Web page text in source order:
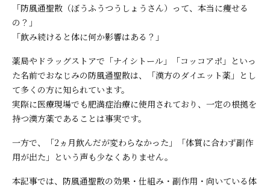
「防風通聖散（ぼうふうつうしょうさん）って、本当に痩せる
の？」
「飲み続けると体に何か影響はある？」
薬局やドラッグストアで「ナイシトール」「コッコアポ」といっ
た名前でおなじみの防風通聖散は、「漢方のダイエット薬」とし
て多くの方に知られています。
実際に医療現場でも肥満症治療に使用されており、一定の根拠を
持つ漢方薬であることは事実です。
一方で、「2ヵ月飲んだが変わらなかった」「体質に合わず副作
用が出た」という声も少なくありません。
本記事では、防風通聖散の効果・仕組み・副作用・向いている体